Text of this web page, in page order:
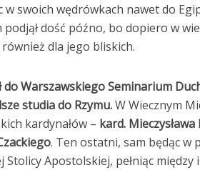
w swoich wędrówkach nawet do
dość późno, bo dopiero w
dla jego bliskich.
do Warszawskiego Seminarium
studia do Rzymu.W Wiecznym
kardynałów – kard.
. Ten ostatni, sam będąc w
Stolicy Apostolskiej, pełniąc